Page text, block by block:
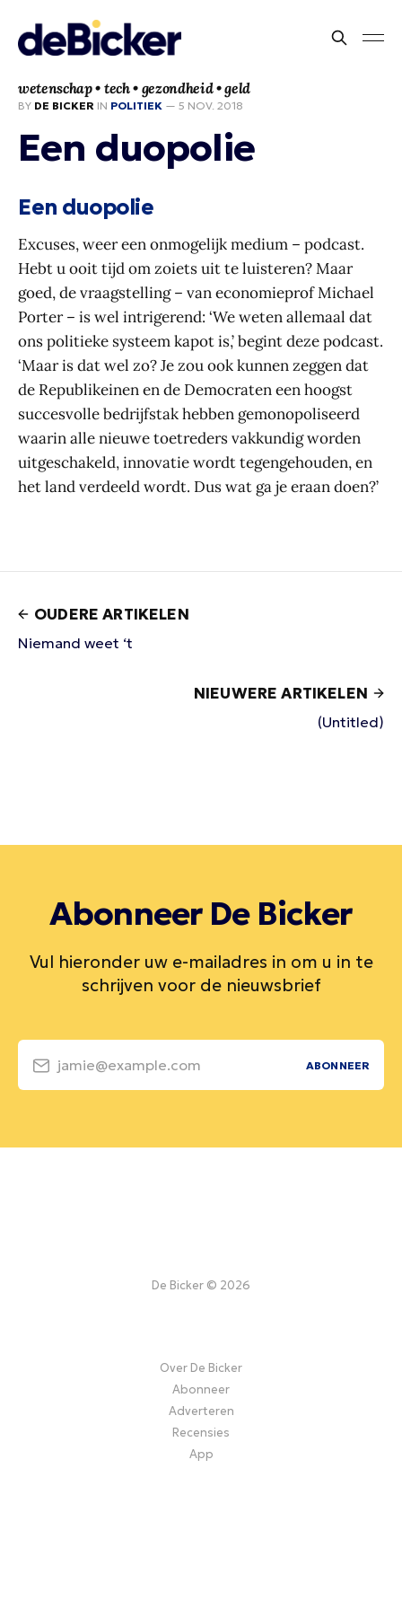
wetenschap • tech • gezondheid • geld
BY DE BICKER IN POLITIEK — 5 NOV. 2018
Een duopolie
Een duopolie
Excuses, weer een onmogelijk medium – podcast.
Hebt u ooit tijd om zoiets uit te luisteren? Maar
goed, de vraagstelling – van economieprof Michael
Porter – is wel intrigerend: ‘We weten allemaal dat
ons politieke systeem kapot is,’ begint deze podcast.
‘Maar is dat wel zo? Je zou ook kunnen zeggen dat
de Republikeinen en de Democraten een hoogst
succesvolle bedrijfstak hebben gemonopoliseerd
waarin alle nieuwe toetreders vakkundig worden
uitgeschakeld, innovatie wordt tegengehouden, en
het land verdeeld wordt. Dus wat ga je eraan doen?’
OUDERE ARTIKELEN
Niemand weet ‘t
NIEUWERE ARTIKELEN
(Untitled)
Abonneer De Bicker
Vul hieronder uw e-mailadres in om u in te
schrijven voor de nieuwsbrief
jamie@example.com ABONNEER
De Bicker © 2026
Over De Bicker
Abonneer
Adverteren
Recensies
App